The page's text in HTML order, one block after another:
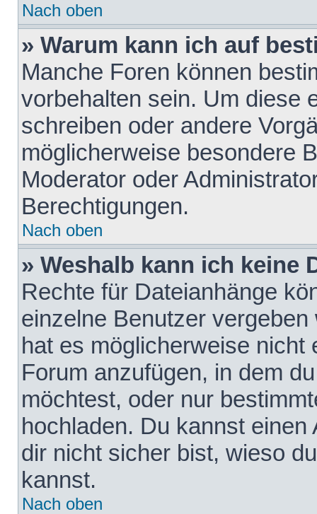
Nach oben
» Warum kann ich auf
Manche Foren können
vorbehalten sein. Um diese
schreiben oder andere
möglicherweise besondere
Moderator oder
Berechtigungen.
Nach oben
» Weshalb kann ich keine
Rechte für Dateianhänge
einzelne Benutzer
hat es möglicherweise nicht
Forum anzufügen, in dem
möchtest, oder nur
hochladen. Du kannst
dir nicht sicher bist, wieso
kannst.
Nach oben